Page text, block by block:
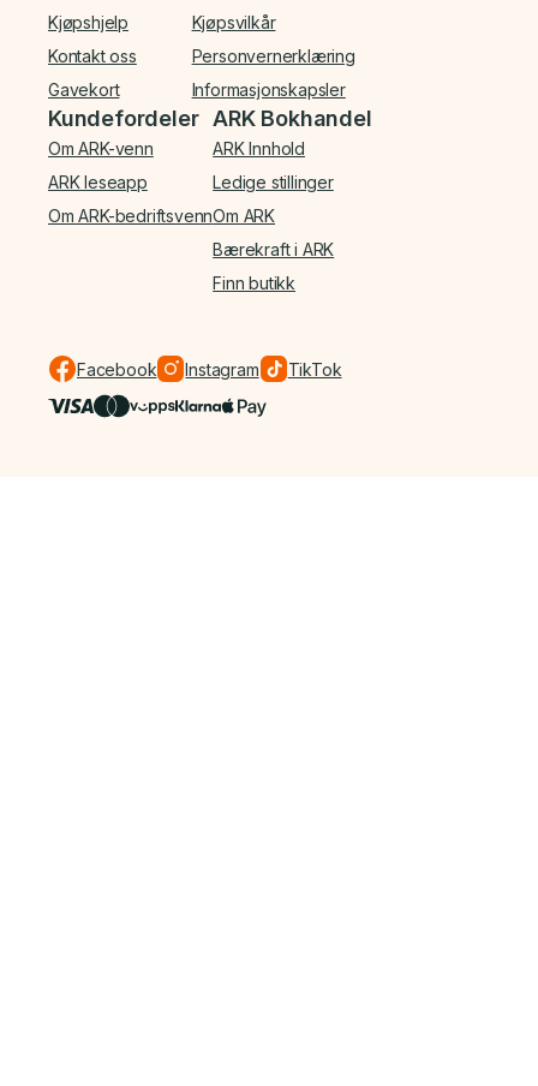
Kjøpshjelp
Kontakt oss
Gavekort
Kjøpsvilkår
Personvernerklæring
Informasjonskapsler
Kundefordeler
Om ARK-venn
ARK leseapp
Om ARK-bedriftsvenn
ARK Bokhandel
ARK Innhold
Ledige stillinger
Om ARK
Bærekraft i ARK
Finn butikk
Facebook Instagram TikTok